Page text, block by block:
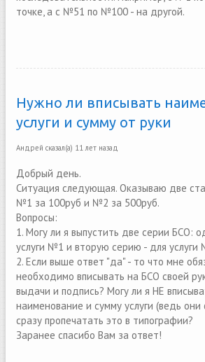
точке, а с №51 по №100 - на другой.
Нужно ли вписывать
услуги и сумму от руки
Андрей сказал(а) 11 лет назад
Добрый день.
Ситуация следующая. Оказываю две
№1 за 100руб и №2 за 500руб.
Вопросы:
1. Могу ли я выпустить две серии БСО:
услуги №1 и вторую серию - для услуги
2. Если выше ответ "да" - то что мне
необходимо вписывать на БСО своей
выдачи и подпись? Могу ли я НЕ
наименование и сумму услуги (ведь
сразу пропечатать это в типографии?
Заранее спасибо Вам за ответ!